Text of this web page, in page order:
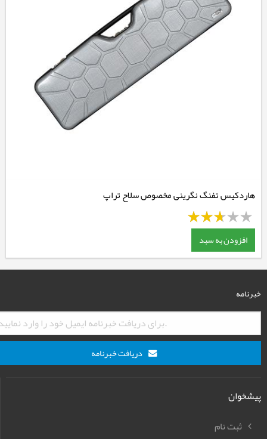
هاردکیس تفنگ نگرینی مخصوص سلاح تراپ
افزودن به سبد
خبرنامه
دریافت خبرنامه
پیشخوان
ثبت نام